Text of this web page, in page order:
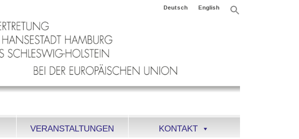
Deutsch English
VERANSTALTUNGEN KONTAKT